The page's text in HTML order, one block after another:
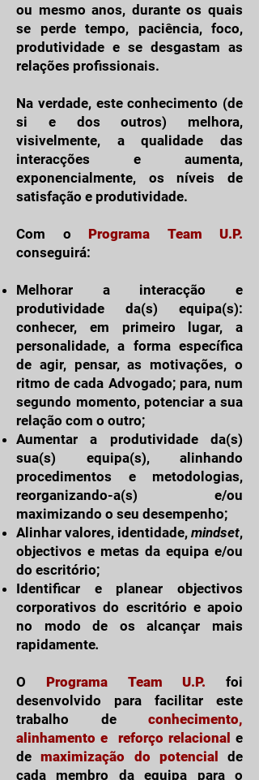
ou mesmo anos, durante os quais
se perde tempo, paciência, foco,
produtividade e se desgastam as
relações profissionais.
Na verdade, este conhecimento (de
si e dos outros) melhora,
visivelmente, a qualidade das
interacções e aumenta,
exponencialmente, os níveis de
satisfação e produtividade.
Com o Programa Team U.P.
conseguirá:
Melhorar a interacção e
produtividade da(s) equipa(s):
conhecer, em primeiro lugar, a
personalidade, a forma específica
de agir, pensar, as motivações, o
ritmo de cada Advogado; para, num
segundo momento, potenciar a sua
relação com o outro;
Aumentar a produtividade da(s)
sua(s) equipa(s), alinhando
procedimentos e metodologias,
reorganizando-a(s) e/ou
maximizando o seu desempenho;
Alinhar valores, identidade, mindset,
objectivos e metas da equipa e/ou
do escritório;
Identificar e planear objectivos
corporativos do escritório e apoio
no modo de os alcançar mais
rapidamente.
O Programa Team U.P. foi
desenvolvido para facilitar este
trabalho de conhecimento,
alinhamento e reforço relacional e
demaximização do potencial
de
cada membro da equipa para o